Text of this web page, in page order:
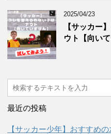
2025/04/23
【サッカー
ウト【向いて
最近の投稿
【サッカー少年】おすすめ